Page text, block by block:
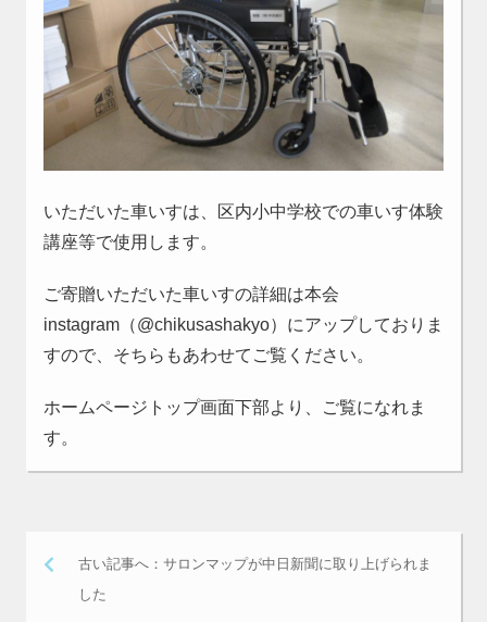
いただいた車いすは、区内小中学校での車いす体験
講座等で使用します。
ご寄贈いただいた車いすの詳細は本会
instagram（@chikusashakyo）にアップしておりま
すので、そちらもあわせてご覧ください。
ホームページトップ画面下部より、ご覧になれま
す。
古い記事へ：サロンマップが中日新聞に取り上げられま
した